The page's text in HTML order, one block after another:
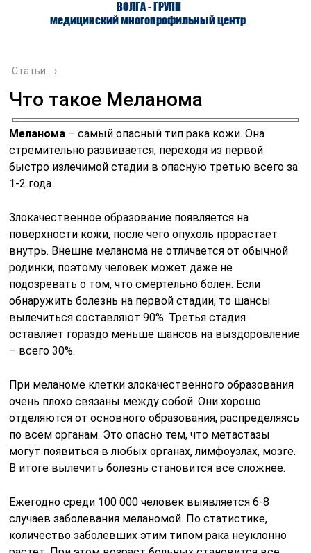
ВОЛГА - ГРУПП
медицинский многопрофильный центр
О ЦЕНТРЕ ВРАЧИ УСЛУГИ
Статьи ›
Что такое Меланома
Меланома – самый опасный тип рака кожи. Она
стремительно развивается, переходя из первой
быстро излечимой стадии в опасную третью всего за
1-2 года.
Злокачественное образование появляется на
поверхности кожи, после чего опухоль прорастает
внутрь. Внешне меланома не отличается от обычной
родинки, поэтому человек может даже не
подозревать о том, что смертельно болен. Если
обнаружить болезнь на первой стадии, то шансы
вылечиться составляют 90%. Третья стадия
оставляет гораздо меньше шансов на выздоровление
– всего 30%.
При меланоме клетки злокачественного образования
очень плохо связаны между собой. Они хорошо
отделяются от основного образования, распределяясь
по всем органам. Это опасно тем, что метастазы
могут появиться в любых органах, лимфоузлах, мозге.
В итоге вылечить болезнь становится все сложнее.
Ежегодно среди 100 000 человек выявляется 6-8
случаев заболевания меланомой. По статистике,
количество заболевших этим типом рака неуклонно